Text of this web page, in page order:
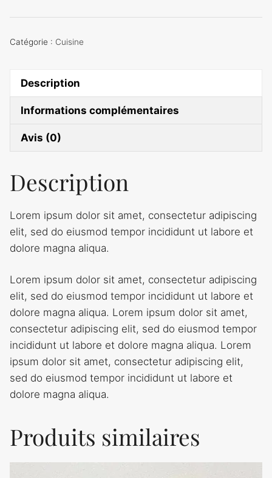
Catégorie : Cuisine
Description
Informations complémentaires
Avis (0)
Description
Lorem ipsum dolor sit amet, consectetur adipiscing
elit, sed do eiusmod tempor incididunt ut labore et
dolore magna aliqua.
Lorem ipsum dolor sit amet, consectetur adipiscing
elit, sed do eiusmod tempor incididunt ut labore et
dolore magna aliqua. Lorem ipsum dolor sit amet,
consectetur adipiscing elit, sed do eiusmod tempor
incididunt ut labore et dolore magna aliqua. Lorem
ipsum dolor sit amet, consectetur adipiscing elit,
sed do eiusmod tempor incididunt ut labore et
dolore magna aliqua.
Produits similaires